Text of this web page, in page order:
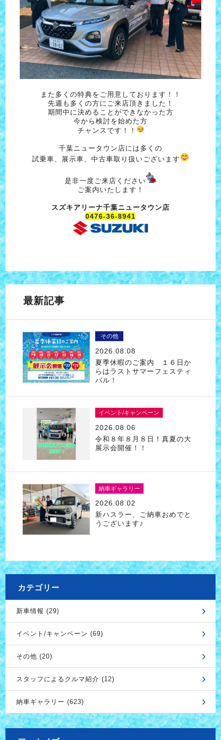
また多くの特典をご用意しております！！
先週も多くの方にご来店頂きました！
期間中に決めることができなかった方
今から検討を始めた方
チャンスです！！
千葉ニュータウン店には多くの
試乗車、展示車、中古車取り扱いございます
是非一度ご来店ください
ご案内いたします！
スズキアリーナ千葉ニュータウン店
0476-36-8941
最新記事
その他
2026.08.08
夏季休暇のご案内 １６日か
らはラストサマーフェスティ
バル！
イベント/キャンペーン
2026.08.06
令和８年８月８日！真夏の大
展示会開催！！
納車ギャラリー
2026.08.02
新ハスラー、ご納車おめでと
うございます♪
カテゴリー
新車情報 (29)
イベント/キャンペーン (69)
その他 (20)
スタッフによるクルマ紹介 (12)
納車ギャラリー (623)